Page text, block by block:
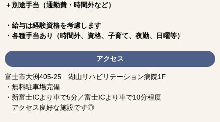
＋別途手当（通勤費・時間外など）
・給与は経験資格を考慮します
・各種手当あり（時間外、資格、子育て、夜勤、日曜等）
アクセス
富士市大渕405-25 湖山リハビリテーション病院1F
・無料駐車場完備
・新富士ICより車で5分／富士ICより車で10分程度
アクセス良好な施設です◎